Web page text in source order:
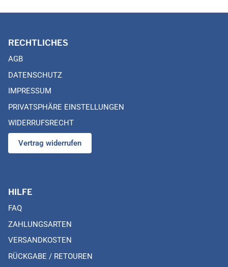
RECHTLICHES
AGB
DATENSCHUTZ
IMPRESSUM
PRIVATSPHÄRE EINSTELLUNGEN
WIDERRUFSRECHT
Vertrag widerrufen
HILFE
FAQ
ZAHLUNGSARTEN
VERSANDKOSTEN
RÜCKGABE / RETOUREN